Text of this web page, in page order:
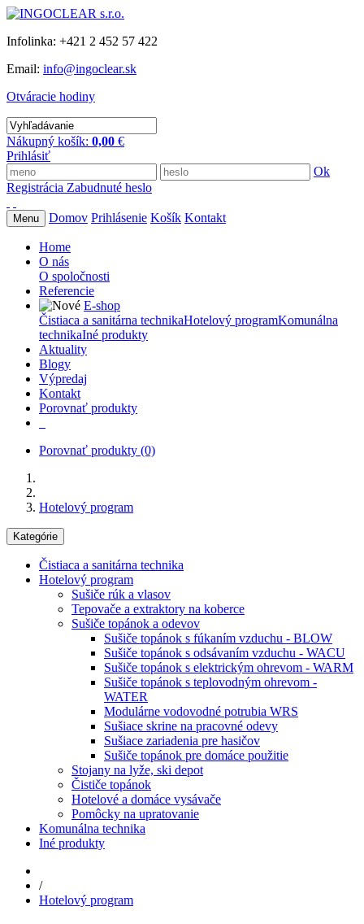
Infolinka: +421 2 452 57 422
Email: info@ingoclear.sk
Otváracie hodiny
Nákupný košík: 0,00 €
Prihlásiť
Ok
Registrácia Zabudnuté heslo
Menu Domov Prihlásenie Košík Kontakt
Home
O nás
O spoločnosti
Referencie
E-shop
Čistiaca a sanitárna technikaHotelový programKomunálna
technikaIné produkty
Aktuality
Blogy
Výpredaj
Kontakt
Porovnať produkty
Porovnať produkty (0)
Hotelový program
Kategórie
Čistiaca a sanitárna technika
Hotelový program
Sušiče rúk a vlasov
Tepovače a extraktory na koberce
Sušiče topánok a odevov
Sušiče topánok s fúkaním vzduchu - BLOW
Sušiče topánok s odsávaním vzduchu - WACU
Sušiče topánok s elektrickým ohrevom - WARM
Sušiče topánok s teplovodným ohrevom -
WATER
Modulárne vodovodné potrubia WRS
Sušiace skrine na pracovné odevy
Sušiace zariadenia pre hasičov
Sušiče topánok pre domáce použitie
Stojany na lyže, ski depot
Čističe topánok
Hotelové a domáce vysávače
Pomôcky na upratovanie
Komunálna technika
Iné produkty
/
Hotelový program